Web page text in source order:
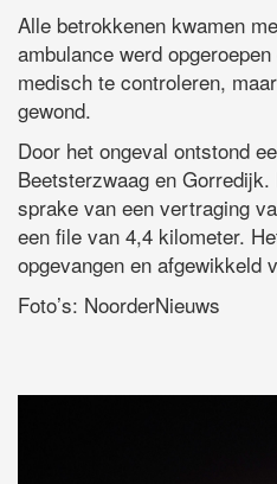
Alle betrokkenen kwamen
ambulance werd
medisch te controleren,
gewond.
Door het ongeval ontstond
Beetsterzwaag en
sprake van een vertraging
een file van 4,4 kilometer.
opgevangen en afgewikkeld
Foto’s: NoorderNieuws